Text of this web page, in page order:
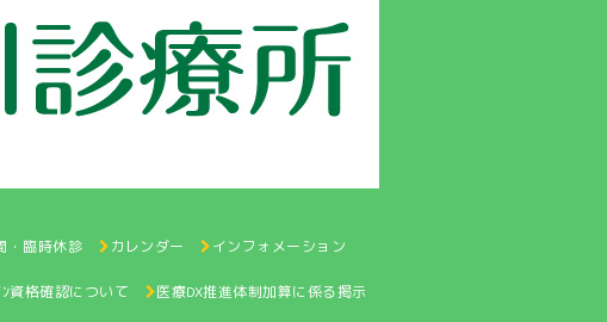
・臨時休診 カレンダー インフォメーション
資格確認について 医療DX推進体制加算に係る掲示